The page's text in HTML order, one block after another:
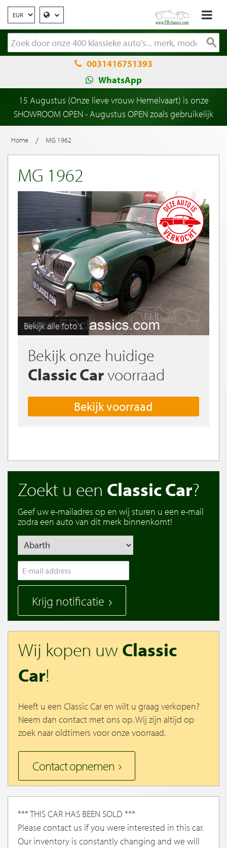
0031416751393
WhatsApp
15 Augustus (Onze lieve vrouw Hemelvaart) is onze
SHOWROOM OPEN - Augustus OPEN zoals gebruikelijk
Home / MG 1962
MG 1962
Bekijk alle foto's
Bekijk onze huidige
Classic Carvoorraad
Bekijk voorraad
Zoekt u een Classic Car?
Geef uw e-mailadres op en wij sturen u een e-mail
zodra een auto van dit merk binnenkomt!
Krijg notificatie
Wij kopen uwClassic
Car!
Heeft u een Classic Car en wilt u graag verkopen?
Neem dan contact met ons op. Wij zijn altijd op
zoek naar oldtimers voor onze voorraad.
Contact opnemen
*** THIS CAR HAS BEEN SOLD ***
Please contact us if you were interested in this car.
Our inventory is constantly changing and we will